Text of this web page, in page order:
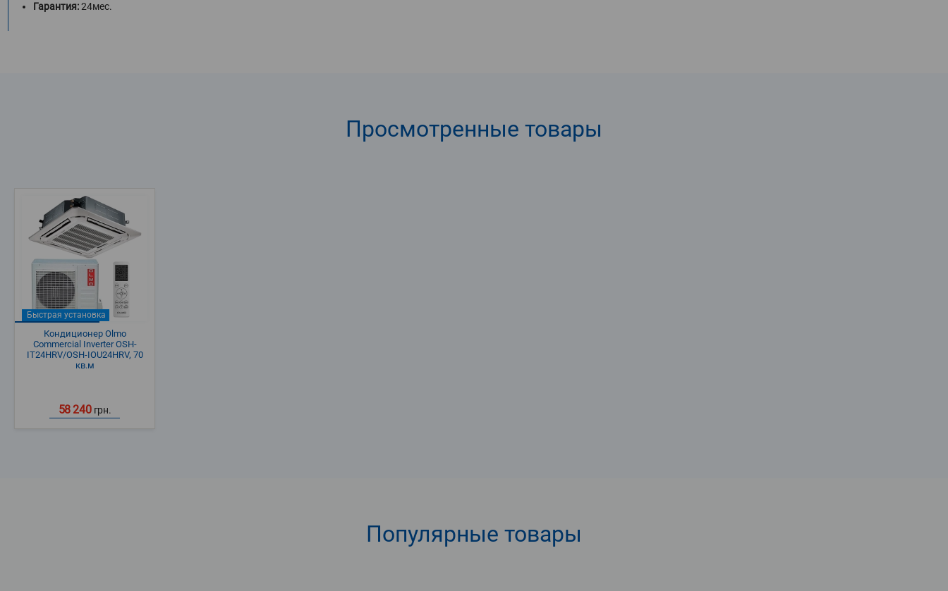
Гарантия:24мес.
Просмотренные товары
Быстрая установка
Кондиционер Olmo
Commercial Inverter OSH-
IT24HRV/OSH-IOU24HRV, 70
кв.м
58 240 грн.
Популярные товары